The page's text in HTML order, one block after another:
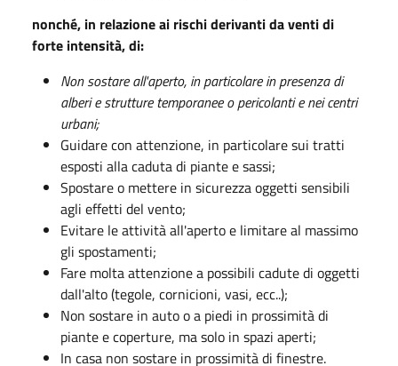
nonché, in relazione ai rischi derivanti da venti di
forte intensità, di:
Non sostare all'aperto, in particolare in presenza di
alberi e strutture temporanee o pericolanti e nei centri
urbani;
Guidare con attenzione, in particolare sui tratti
esposti alla caduta di piante e sassi;
Spostare o mettere in sicurezza oggetti sensibili
agli effetti del vento;
Evitare le attività all'aperto e limitare al massimo
gli spostamenti;
Fare molta attenzione a possibili cadute di oggetti
dall'alto (tegole, cornicioni, vasi, ecc..);
Non sostare in auto o a piedi in prossimità di
piante e coperture, ma solo in spazi aperti;
In casa non sostare in prossimità di finestre.